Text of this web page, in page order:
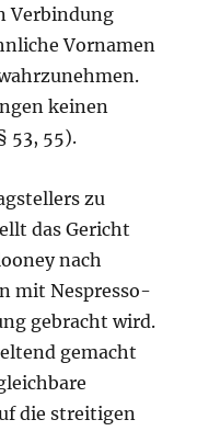
Verbindung
Vornamen
keinen
53, 55).
zu
das Gericht
nach
mit Nespresso-
gebracht wird.
gemacht
die streitigen